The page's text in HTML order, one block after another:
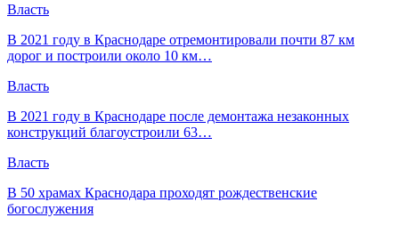
Власть
В 2021 году в Краснодаре отремонтировали почти 87 км
дорог и построили около 10 км…
Власть
В 2021 году в Краснодаре после демонтажа незаконных
конструкций благоустроили 63…
Власть
В 50 храмах Краснодара проходят рождественские
богослужения